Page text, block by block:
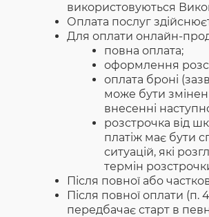
використовуються
Оплата послуг
Для оплати онлайн-
повна оплата;
оформлення
оплата броні
може бути
внесенні
розстрочка від
платіж має бути
ситуацій, які
термін
Після повної або
Після повної оплати (п.
передбачає старт в